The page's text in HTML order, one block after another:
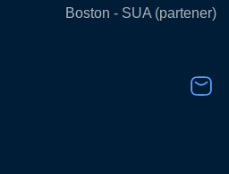
Boston - SUA (partener)